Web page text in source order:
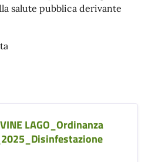
salute pubblica derivante
LAGO_Ordinanza